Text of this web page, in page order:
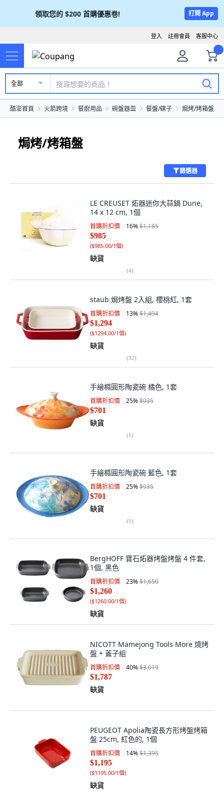
領取您的 $200 首購優惠卷! 打開 App
客服中心
註冊會員
登入
全部
酷澎首頁 火箭跨境 餐廚用品 碗盤器皿 餐盤/碟子 焗烤/烤箱盤
焗烤/烤箱盤
篩選器
LE CREUSET 炻器迷你大蒜鍋 Dune,
14 x 12 cm, 1個
首購折扣價 16%$1,185
$985
($985.00/1個)
缺貨
(4)
staub 焗烤盤 2入組, 櫻桃紅, 1套
首購折扣價 13%$1,494
$1,294
($1294.00/1個)
缺貨
(32)
手繪橢圓形陶瓷碗 橘色, 1套
首購折扣價 25%$935
$701
缺貨
(1)
手繪橢圓形陶瓷碗 藍色, 1套
首購折扣價 25%$935
$701
缺貨
(1)
BergHOFF 寶石炻器烤盤烤盤 4 件套,
1個, 黑色
首購折扣價 23%$1,650
$1,260
($1260.00/1個)
缺貨
NICOTT Mamejong Tools More 燒烤
盤 + 蓋子組
首購折扣價 40%$3,019
$1,787
缺貨
PEUGEOT Apolia陶瓷長方形烤盤烤箱
盤 25cm, 紅色的, 1個
首購折扣價 14%$1,395
$1,195
($1195.00/1個)
缺貨